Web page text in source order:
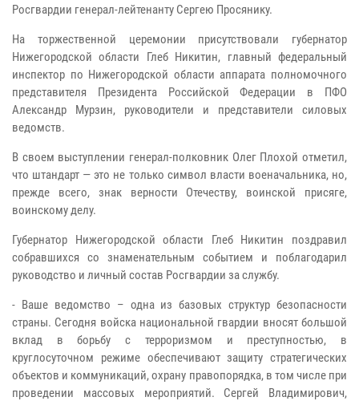
Росгвардии генерал-лейтенанту Сергею Просянику.
На торжественной церемонии присутствовали губернатор
Нижегородской области Глеб Никитин, главный федеральный
инспектор по Нижегородской области аппарата полномочного
представителя Президента Российской Федерации в ПФО
Александр Мурзин, руководители и представители силовых
ведомств.
В своем выступлении генерал-полковник Олег Плохой отметил,
что штандарт — это не только символ власти военачальника, но,
прежде всего, знак верности Отечеству, воинской присяге,
воинскому делу.
Губернатор Нижегородской области Глеб Никитин поздравил
собравшихся со знаменательным событием и поблагодарил
руководство и личный состав Росгвардии за службу.
- Ваше ведомство – одна из базовых структур безопасности
страны. Сегодня войска национальной гвардии вносят большой
вклад в борьбу с терроризмом и преступностью, в
круглосуточном режиме обеспечивают защиту стратегических
объектов и коммуникаций, охрану правопорядка, в том числе при
проведении массовых мероприятий. Сергей Владимирович,